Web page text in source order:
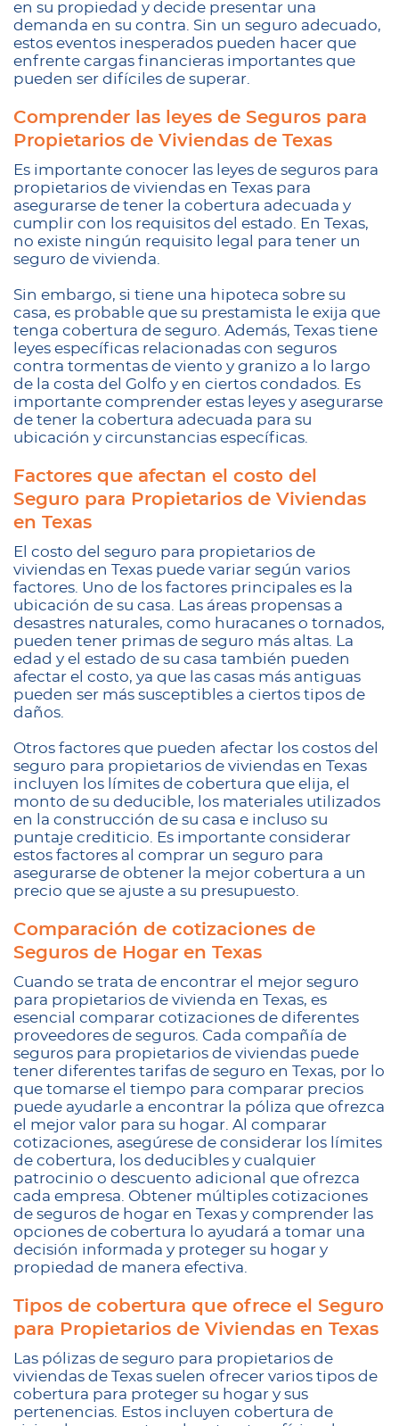
en su propiedad y decide presentar una
demanda en su contra. Sin un seguro adecuado,
estos eventos inesperados pueden hacer que
enfrente cargas financieras importantes que
pueden ser difíciles de superar.
Comprender las leyes de Seguros para
Propietarios de Viviendas de Texas
Es importante conocer las leyes de seguros para
propietarios de viviendas en Texas para
asegurarse de tener la cobertura adecuada y
cumplir con los requisitos del estado. En Texas,
no existe ningún requisito legal para tener un
seguro de vivienda.
Sin embargo, si tiene una hipoteca sobre su
casa, es probable que su prestamista le exija que
tenga cobertura de seguro. Además, Texas tiene
leyes específicas relacionadas con seguros
contra tormentas de viento y granizo a lo largo
de la costa del Golfo y en ciertos condados. Es
importante comprender estas leyes y asegurarse
de tener la cobertura adecuada para su
ubicación y circunstancias específicas.
Factores que afectan el costo del
Seguro para Propietarios de Viviendas
en Texas
El costo del seguro para propietarios de
viviendas en Texas puede variar según varios
factores. Uno de los factores principales es la
ubicación de su casa. Las áreas propensas a
desastres naturales, como huracanes o tornados,
pueden tener primas de seguro más altas. La
edad y el estado de su casa también pueden
afectar el costo, ya que las casas más antiguas
pueden ser más susceptibles a ciertos tipos de
daños.
Otros factores que pueden afectar los costos del
seguro para propietarios de viviendas en Texas
incluyen los límites de cobertura que elija, el
monto de su deducible, los materiales utilizados
en la construcción de su casa e incluso su
puntaje crediticio. Es importante considerar
estos factores al comprar un seguro para
asegurarse de obtener la mejor cobertura a un
precio que se ajuste a su presupuesto.
Comparación de cotizaciones de
Seguros de Hogar en Texas
Cuando se trata de encontrar el mejor seguro
para propietarios de vivienda en Texas, es
esencial comparar cotizaciones de diferentes
proveedores de seguros. Cada compañía de
seguros para propietarios de viviendas puede
tener diferentes tarifas de seguro en Texas, por lo
que tomarse el tiempo para comparar precios
puede ayudarle a encontrar la póliza que ofrezca
el mejor valor para su hogar. Al comparar
cotizaciones, asegúrese de considerar los límites
de cobertura, los deducibles y cualquier
patrocinio o descuento adicional que ofrezca
cada empresa. Obtener múltiples cotizaciones
de seguros de hogar en Texas y comprender las
opciones de cobertura lo ayudará a tomar una
decisión informada y proteger su hogar y
propiedad de manera efectiva.
Tipos de cobertura que ofrece el Seguro
para Propietarios de Viviendas en Texas
Las pólizas de seguro para propietarios de
viviendas de Texas suelen ofrecer varios tipos de
cobertura para proteger su hogar y sus
pertenencias. Estos incluyen cobertura de